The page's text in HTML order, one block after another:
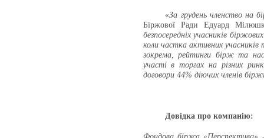
«За грудень членство на
Біржової Ради Едуард
безпосередніх учасників
коли частка активних учасників
зокрема, рейтинги бірж та
участі в торгах на різних
договори 44% діючих членів
Довідка про компанію: